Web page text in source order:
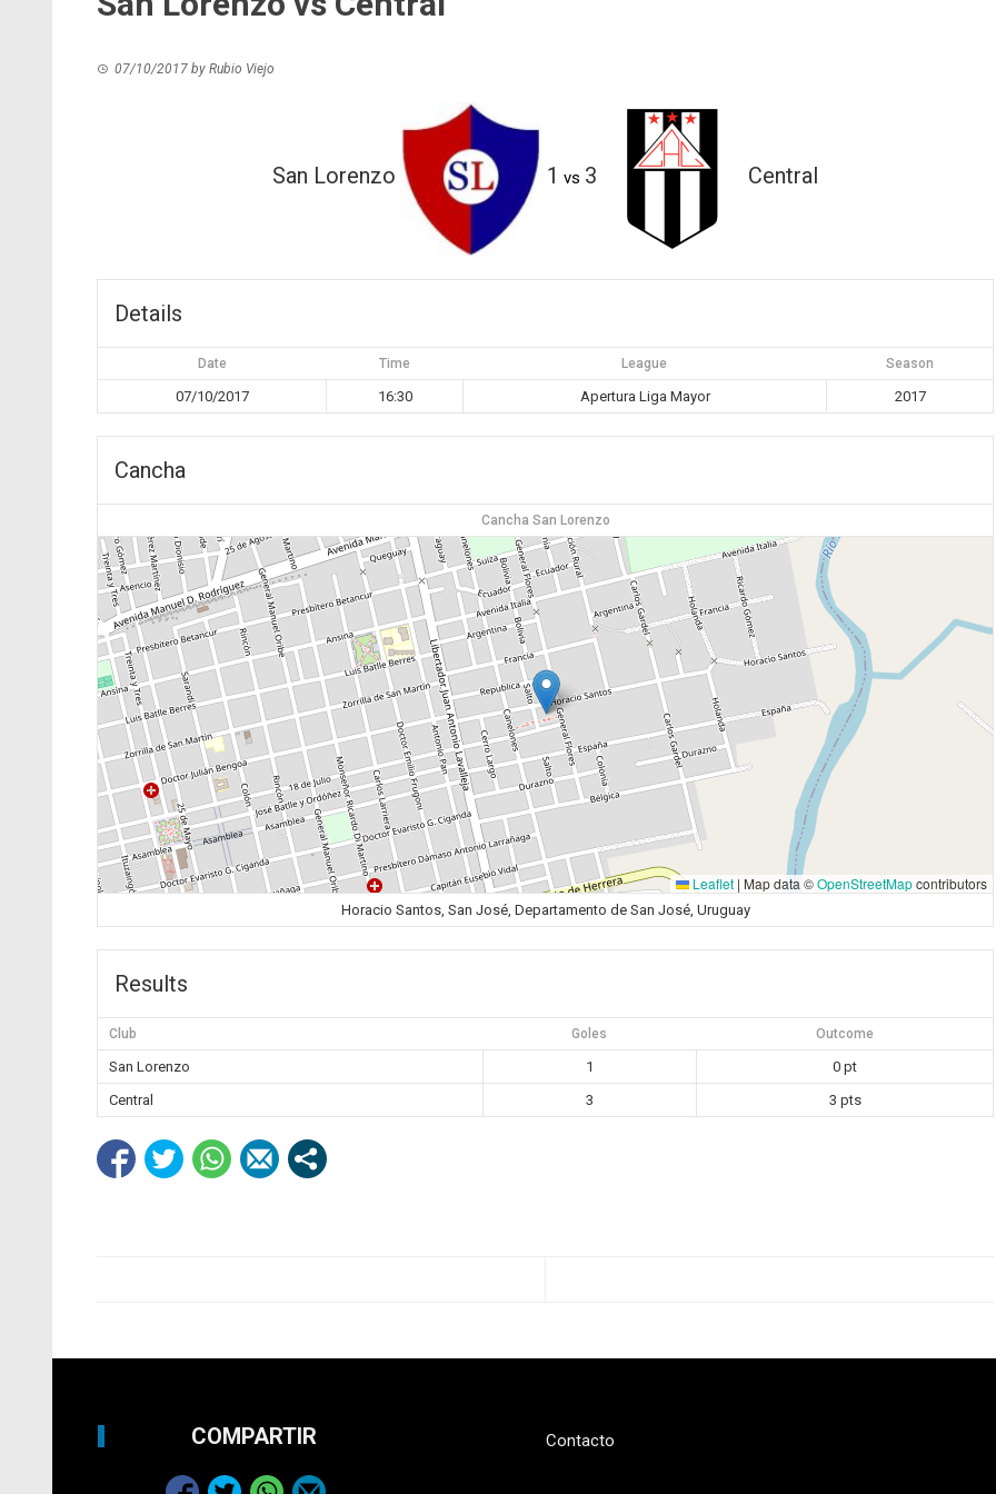
07/10/2017 by Rubio Viejo
San Lorenzo 1 vs 3 Central
Details
Date Time League Season
07/10/2017 16:30 Apertura Liga Mayor 2017
Cancha
Cancha San Lorenzo
Leaflet | Map data ©OpenStreetMapcontributors
Horacio Santos, San José, Departamento de San José, Uruguay
Results
Club Goles Outcome
San Lorenzo 1
0 pt
Central
3 3 pts
COMPARTIR Contacto